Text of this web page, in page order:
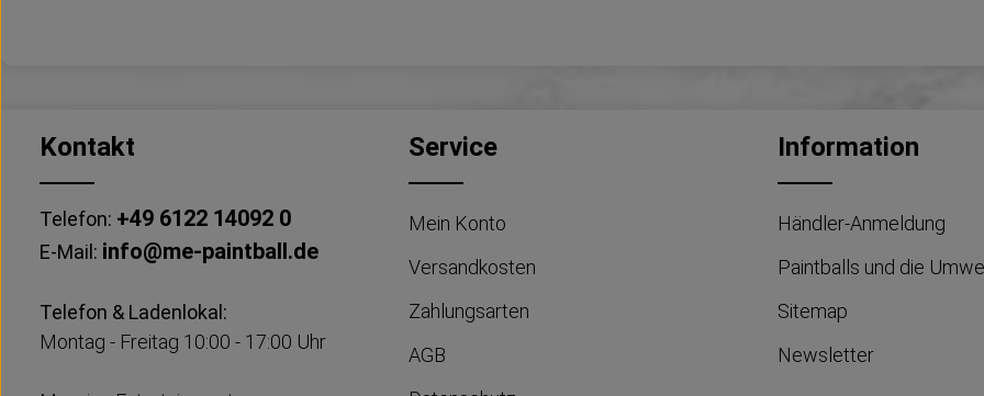
Kontakt
Telefon: +49 6122 14092 0
E-Mail: info@me-paintball.de
Telefon & Ladenlokal:
Montag - Freitag 10:00 - 17:00 Uhr
Service
Mein Konto
Versandkosten
Zahlungsarten
AGB
Information
Händler-Anmeldung
Paintballs und die
Sitemap
Newsletter